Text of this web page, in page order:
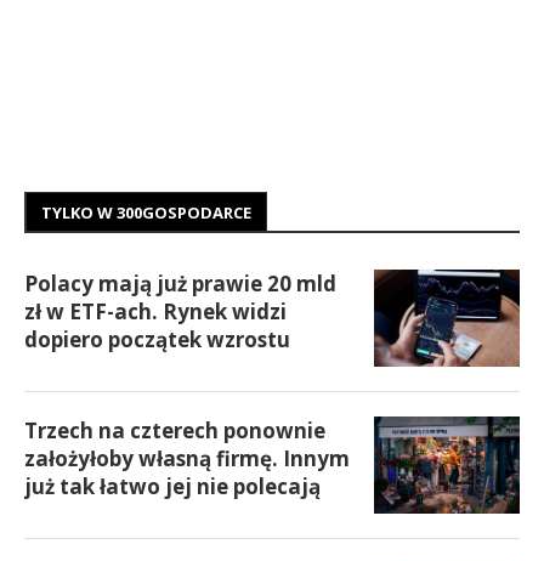
TYLKO W 300GOSPODARCE
Polacy mają już prawie 20 mld
zł w ETF-ach. Rynek widzi
dopiero początek wzrostu
Trzech na czterech ponownie
założyłoby własną firmę. Innym
już tak łatwo jej nie polecają